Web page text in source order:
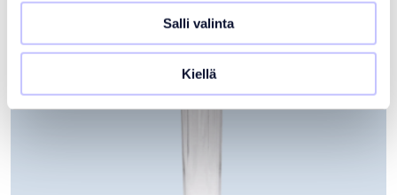
Salli valinta
Kiellä